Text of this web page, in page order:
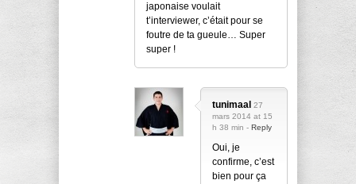
japonaise voulait
t’interviewer, c’était pour se
foutre de ta gueule… Super
super !
tunimaal 27
mars 2014 at 15
h 38 min - Reply
Oui, je
confirme, c’est
bien pour ça